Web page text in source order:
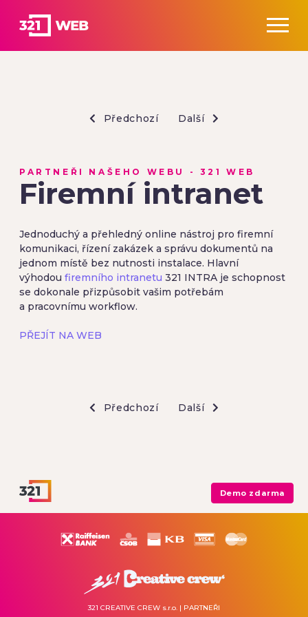
Předchozí Další
PARTNEŘI NAŠEHO WEBU - 321 WEB
Firemní intranet
Jednoduchý a přehledný online nástroj pro firemní
komunikaci, řízení zakázek a správu dokumentů na
jednom místě bez nutnosti instalace. Hlavní
výhodou firemního intranetu 321 INTRA je schopnost
se dokonale přizpůsobit vašim potřebám
a pracovnímu workflow.
PŘEJÍT NA WEB
Předchozí Další
Demo zdarma
321 CREATIVE CREW s.r.o. | PARTNEŘI